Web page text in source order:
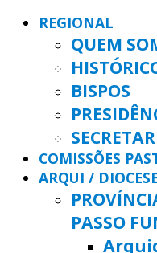
REGIONAL
QUEM
BISPOS
COMISSÕES
ARQUI /
PASSO